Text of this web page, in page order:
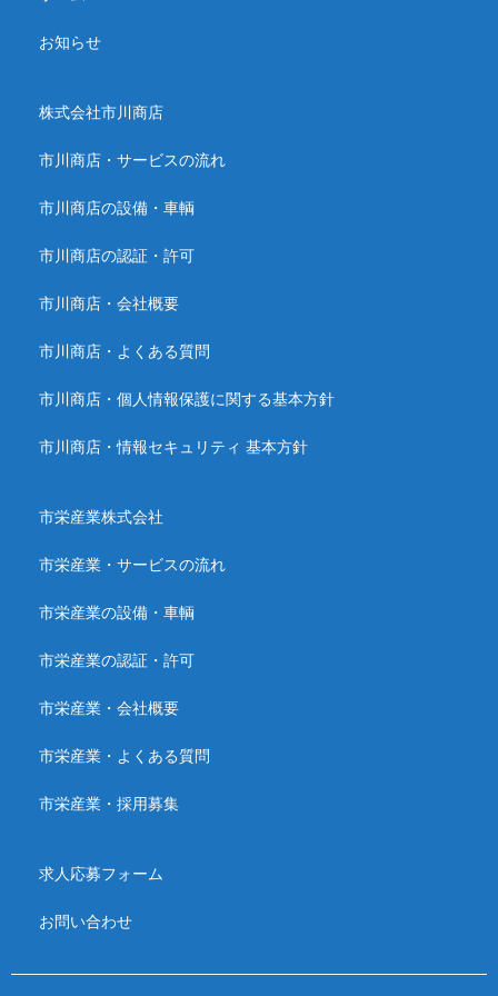
お知らせ
株式会社市川商店
市川商店・サービスの流れ
市川商店の設備・車輌
市川商店の認証・許可
市川商店・会社概要
市川商店・よくある質問
市川商店・個人情報保護に関する基本方針
市川商店・情報セキュリティ 基本方針
市栄産業株式会社
市栄産業・サービスの流れ
市栄産業の設備・車輌
市栄産業の認証・許可
市栄産業・会社概要
市栄産業・よくある質問
市栄産業・採用募集
求人応募フォーム
お問い合わせ